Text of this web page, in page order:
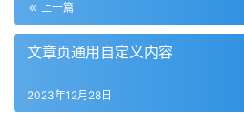
上一篇
文章页通用自定义内容
2023年12月28日